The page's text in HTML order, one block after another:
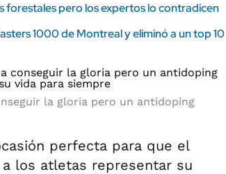
forestales pero los expertos lo contradicen
1000 de Montreal y eliminó a un top 10
la gloria pero un antidoping
perfecta para que el
los atletas representar su